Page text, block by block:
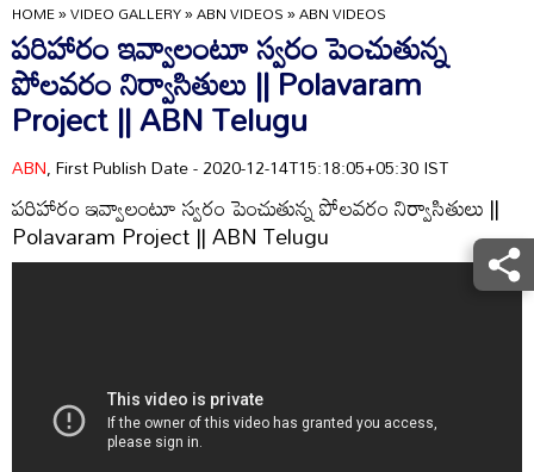
HOME»VIDEO GALLERY»ABN VIDEOS»ABN VIDEOS
పరిహారం ఇవ్వాలంటూ స్వరం పెంచుతున్న
పోలవరం నిర్వాసితులు || Polavaram
Project || ABN Telugu
ABN, First Publish Date - 2020-12-14T15:18:05+05:30 IST
పరిహారం ఇవ్వాలంటూ స్వరం పెంచుతున్న పోలవరం నిర్వాసితులు ||
Polavaram Project || ABN Telugu